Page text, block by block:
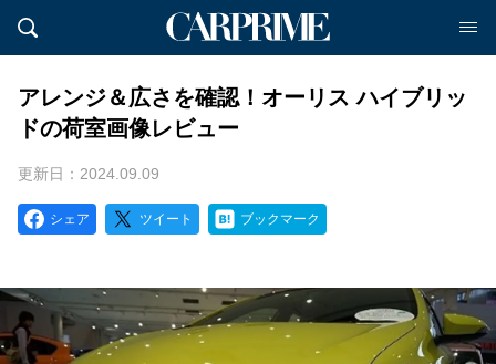
アレンジ＆広さを確認！オーリス ハイブリッ
ドの荷室画像レビュー
更新日：2024.09.09
シェア ツイート ブックマーク